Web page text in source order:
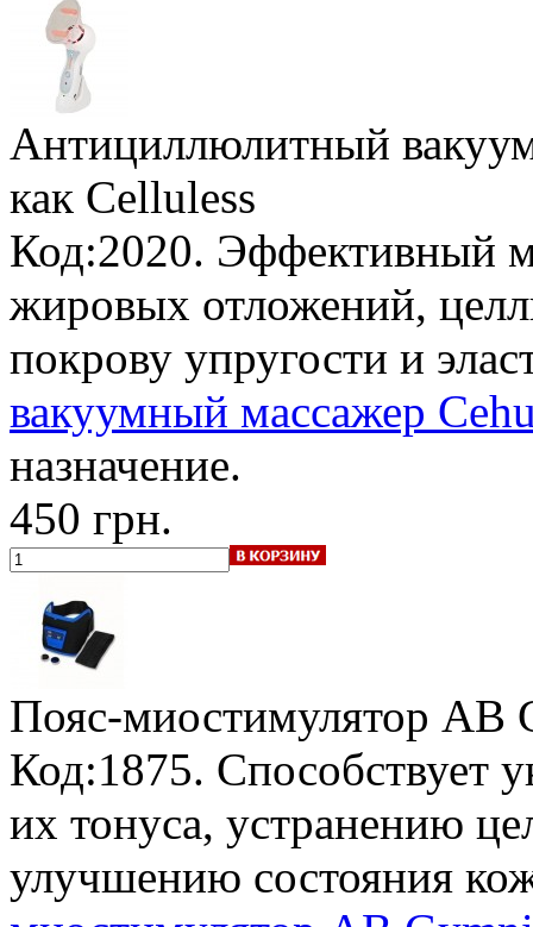
Антициллюлитный
как Celluless
Код:2020. Эффективный
жировых отложений,
покрову упругости и
вакуумный массажер
назначение.
450 грн.
Пояс-миостимулятор AB
Код:1875.
их тонуса, устранению
улучшению состояния